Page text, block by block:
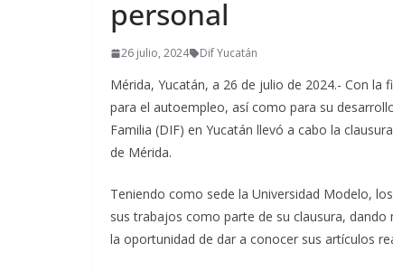
personal
26 julio, 2024 Dif Yucatán
Mérida, Yucatán, a 26 de julio de 2024.- Con
para el autoempleo, así como para su
Familia (DIF) en Yucatán llevó a cabo la
de Mérida.
Teniendo como sede la Universidad Modelo,
sus trabajos como parte de su clausura,
la oportunidad de dar a conocer sus artículos